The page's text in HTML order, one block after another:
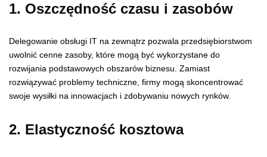
1. Oszczędność czasu i zasobów
Delegowanie obsługi IT na zewnątrz pozwala przedsiębiorstwom
uwolnić cenne zasoby, które mogą być wykorzystane do
rozwijania podstawowych obszarów biznesu. Zamiast
rozwiązywać problemy techniczne, firmy mogą skoncentrować
swoje wysiłki na innowacjach i zdobywaniu nowych rynków.
2. Elastyczność kosztowa